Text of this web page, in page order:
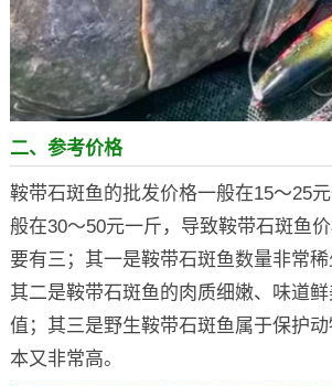
二、参考价格
鞍带石斑鱼的批发价格一般在15～25
般在30～50元一斤，导致鞍带石斑鱼
要有三；其一是鞍带石斑鱼数量非常稀
其二是鞍带石斑鱼的肉质细嫩、味道
值；其三是野生鞍带石斑鱼属于保护
本又非常高。